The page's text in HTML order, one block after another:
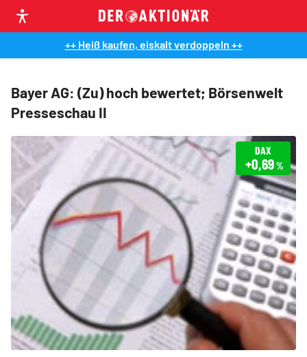
++ Heiß kaufen, eiskalt verdoppeln ++
Bayer AG: (Zu) hoch bewertet; Börsenwelt
Presseschau II
DAX
+0,69%